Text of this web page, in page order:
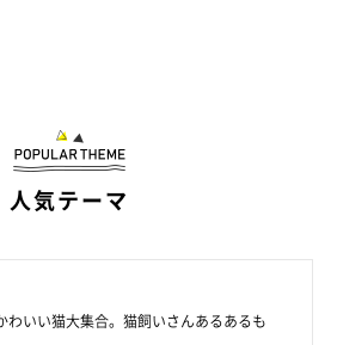
速で見てみたら、おもしろかわいさが
人気テーマ
わいい猫大集合。猫飼いさんあるあるも